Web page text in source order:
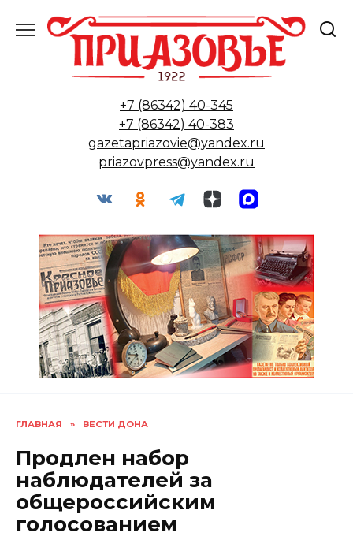
содержанию
+7 (86342) 40-345
+7 (86342) 40-383
gazetapriazovie@yandex.ru
priazovpress@yandex.ru
ГЛАВНАЯ » ВЕСТИ ДОНА
Продлен набор
наблюдателей за
общероссийским
голосованием